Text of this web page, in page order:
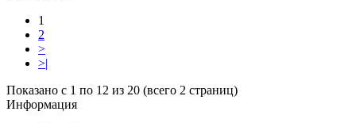
1
2
>
>|
Показано с 1 по 12 из 20 (всего 2 страниц)
Информация